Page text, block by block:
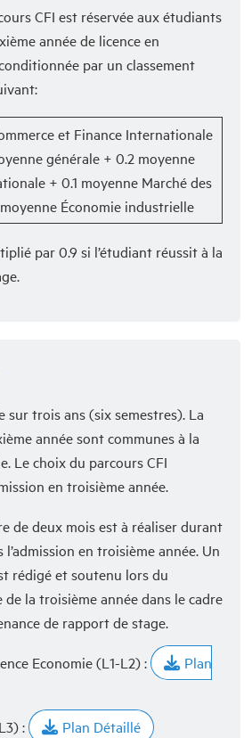
CFI est réservée aux étudiants
année de licence en
par un classement
et Finance Internationale
générale + 0.2 moyenne
+ 0.1 moyenne Marché des
Économie industrielle
par 0.9 si l’étudiant réussit à la
sur trois ans (six semestres). La
année sont communes à la
Le choix du parcours CFI
en troisième année.
de deux mois est à réaliser durant
en troisième année. Un
rédigé et soutenu lors du
de la troisième année dans le cadre
de rapport de stage.
Economie (L1-L2) :
Plan
: Plan Détaillé